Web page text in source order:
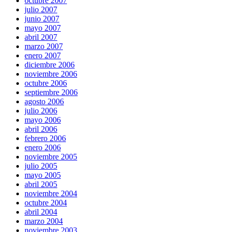
julio 2007
junio 2007
mayo 2007
abril 2007
marzo 2007
enero 2007
diciembre 2006
noviembre 2006
octubre 2006
septiembre 2006
agosto 2006
julio 2006
mayo 2006
abril 2006
febrero 2006
enero 2006
noviembre 2005
julio 2005
mayo 2005
abril 2005
noviembre 2004
octubre 2004
abril 2004
marzo 2004